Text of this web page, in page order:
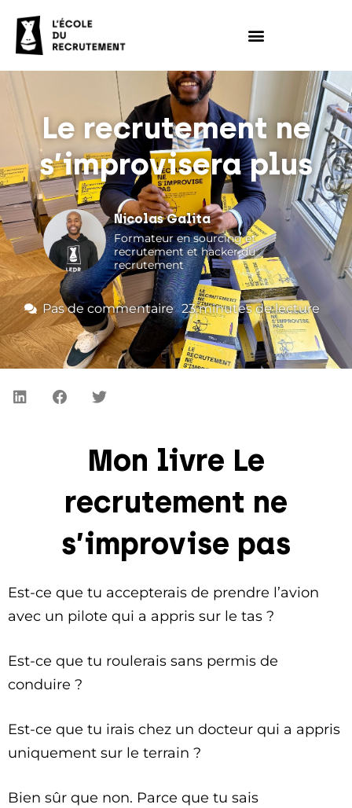
Le recrutement ne
s’improvisera plus
Nicolas Galita
Formateur en sourcing et
recrutement et hacker du
recrutement
Pas de commentaire 23minutes de lecture
Mon livre Le
recrutement ne
s’improvise pas
Est-ce que tu accepterais de prendre l’avion
avec un pilote qui a appris sur le tas ?
Est-ce que tu roulerais sans permis de
conduire ?
Est-ce que tu irais chez un docteur qui a appris
uniquement sur le terrain ?
Bien sûr que non. Parce que tu sais